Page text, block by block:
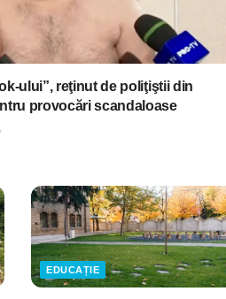
ului”, reţinut de poliţiştii din
provocări scandaloase
EDUCAȚIE